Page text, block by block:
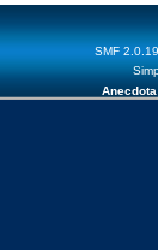
SMF 2.0.19
Anecdota